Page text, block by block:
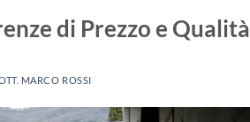
di Prezzo e Qualità
MARCO ROSSI